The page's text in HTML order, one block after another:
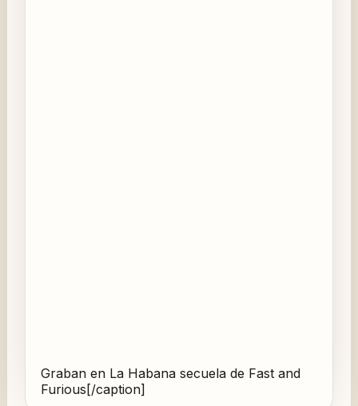
Graban en La Habana secuela de Fast and
Furious[/caption]